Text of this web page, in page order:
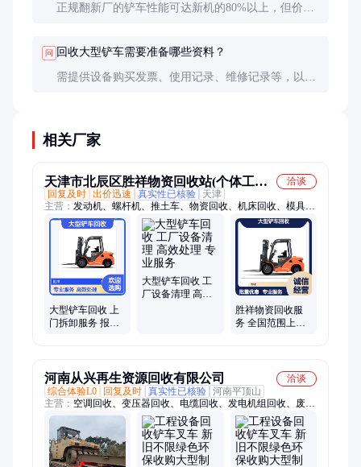
正规翻新厂的铲车性能可达新机的80%以上，但价格
问 回收大型铲车需要准备哪些资料？
需提供设备购买发票、使用记录、维修记录等，以证
相关厂家
天津市北辰区胜祥物资回收站(个体工商
户)
洽谈
回复及时 出价迅速 真实性已核验
天津
主营： 发动机、螺杆机、推土车、物资回收、机床回收、模具回
收、不锈钢回收、摇臂钻回收、变压 器回收、中央空调回收、
超级电容、废旧设备、二手货架、收购废旧发、溴化锂设备、二
手中央空调、制冷设备上门、工程淘汰设备
大型铲车回收 上
门拆卸服务 报废
大型铲车回收 工
厂设备清理 高效
胜祥物资回收服
务 全国范围上门
河南从兴再生资源回收有限公司
洽谈
综合体验L0
回复及时 真实性已核验 河南平顶山
主营： 空调回收、变压器回收、电缆回收、发电机组回收、废铁
回收、电脑回收、旧设备回收、电子产品回收、中央空调回收、
锅炉回收